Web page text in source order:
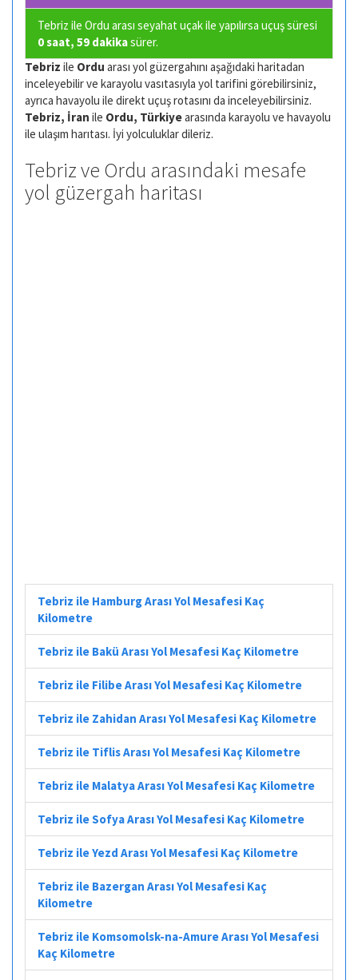
Tebriz ile Ordu arası seyahat uçak ile yapılırsa uçuş süresi
0 saat, 59 dakikasürer.
Tebriz ile Ordu arası yol güzergahını aşağıdaki haritadan
inceleyebilir ve karayolu vasıtasıyla yol tarifini görebilirsiniz,
ayrıca havayolu ile direkt uçuş rotasını da inceleyebilirsiniz.
Tebriz, İran ile Ordu, Türkiyearasında karayolu ve havayolu
ile ulaşım harıtası. İyi yolculuklar dileriz.
Tebriz ve Ordu arasındaki mesafe
yol güzergah haritası
Tebriz ile Hamburg Arası Yol Mesafesi Kaç
Kilometre
Tebriz ile Bakü Arası Yol Mesafesi Kaç Kilometre
Tebriz ile Filibe Arası Yol Mesafesi Kaç Kilometre
Tebriz ile Zahidan Arası Yol Mesafesi Kaç Kilometre
Tebriz ile Tiflis Arası Yol Mesafesi Kaç Kilometre
Tebriz ile Malatya Arası Yol Mesafesi Kaç Kilometre
Tebriz ile Sofya Arası Yol Mesafesi Kaç Kilometre
Tebriz ile Yezd Arası Yol Mesafesi Kaç Kilometre
Tebriz ile Bazergan Arası Yol Mesafesi Kaç
Kilometre
Tebriz ile Komsomolsk-na-Amure Arası Yol Mesafesi
Kaç Kilometre